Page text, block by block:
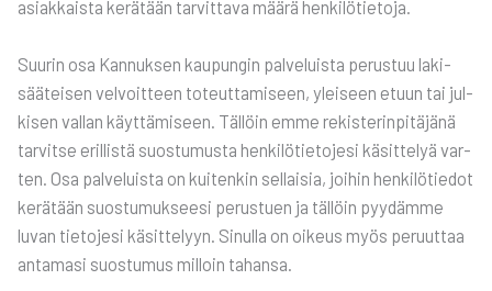
asiak­kais­ta kerä­tään tar­vit­ta­va mää­rä hen­ki­lö­tie­to­ja.
Suu­rin osa Kan­nuk­sen kau­pun­gin pal­ve­luis­ta perus­tuu laki­
sää­tei­sen vel­voit­teen toteut­ta­mi­seen, ylei­seen etuun tai jul­
ki­sen val­lan käyt­tä­mi­seen. Täl­löin emme rekis­te­rin­pi­tä­jä­nä
tar­vit­se eril­lis­tä suos­tu­mus­ta hen­ki­lö­tie­to­je­si käsit­te­lyä var­
ten. Osa pal­ve­luis­ta on kui­ten­kin sel­lai­sia, joi­hin hen­ki­lö­tie­dot
kerä­tään suos­tu­muk­see­si perus­tuen ja täl­löin pyy­däm­me
luvan tie­to­je­si käsit­te­lyyn. Sinul­la on oikeus myös peruut­taa
anta­ma­si suos­tu­mus mil­loin tahan­sa.